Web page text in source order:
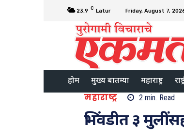
23.9 C Latur Friday, August 7,
होम मुख्य बातम्या महाराष्ट्र
महाराष्ट्र 2 min. Read
भिंवडीत ३